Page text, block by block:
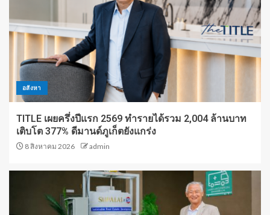
อสังหา
TITLE เผยครึ่งปีแรก 2569 ทำรายได้รวม 2,004 ล้านบาท
เติบโต 377% ดีมานด์ภูเก็ตยังแกร่ง
8 สิงหาคม 2026 admin